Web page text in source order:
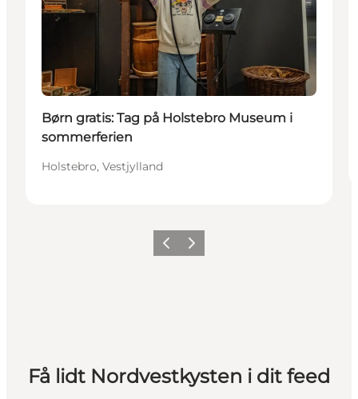
Børn gratis: Tag på Holstebro Museum i
sommerferien
Holstebro, Vestjylland
ForrigeNæste
Få lidt Nordvestkysten i dit feed